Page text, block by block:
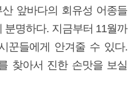
앞바다의 회유성 어종들
분명하다. 지금부터 11월까
꾼들에게 안겨줄 수 있다.
찾아서 진한 손맛을 보실